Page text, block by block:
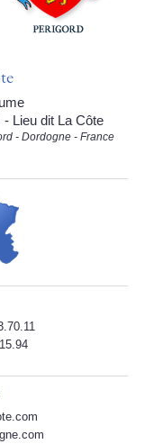
Lieu dit La Côte
- Dordogne - France